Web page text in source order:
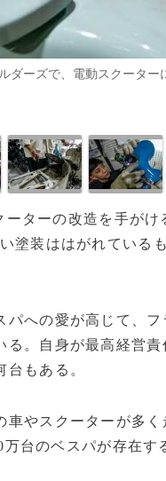
ダーズで、電動スクータ
ーターの改造を手が
塗装ははがれている
への愛が高じて、
。自身が最高経営
もある。
やスクーターが多
台のベスパが存在す